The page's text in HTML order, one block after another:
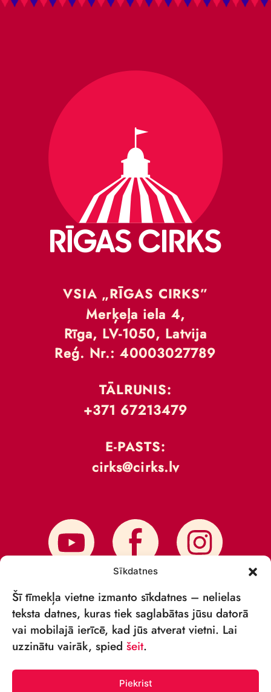
Sīkdatnes
Šī tīmekļa vietne izmanto sīkdatnes – nelielas
teksta datnes, kuras tiek saglabātas jūsu datorā
vai mobilajā ierīcē, kad jūs atverat vietni. Lai
uzzinātu vairāk, spied šeit.
Piekrist
VSIA „RĪGAS CIRKS”
Merķeļa iela 4,
Rīga, LV-1050, Latvija
Reģ. Nr.: 40003027789
TĀLRUNIS:
+371 67213479
E-PASTS:
cirks@cirks.lv
PIESAKIES JAUNUMIEM